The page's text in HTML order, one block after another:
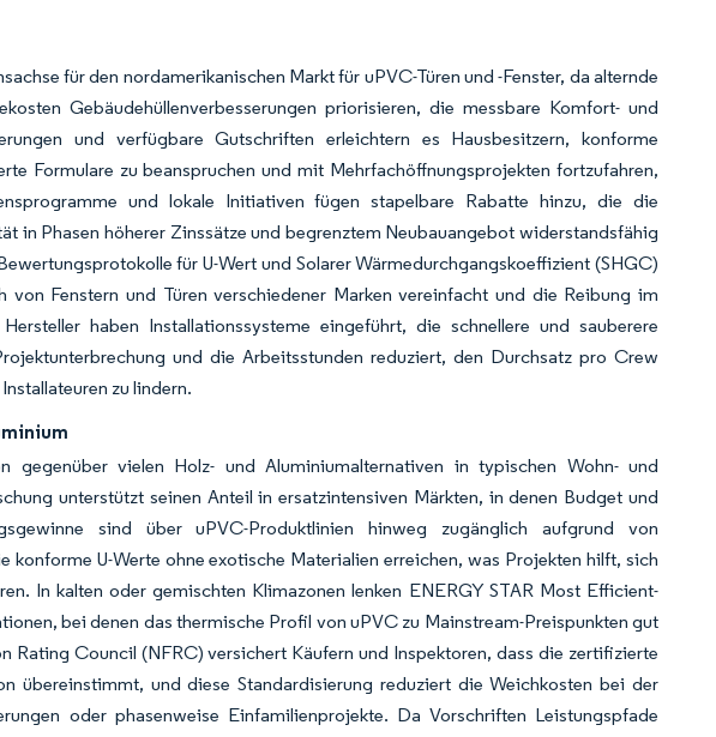
für den nordamerikanischen Markt für uPVC-Türen und -Fenster, da alternde
Gebäudehüllenverbesserungen priorisieren, die messbare Komfort- und
und verfügbare Gutschriften erleichtern es Hausbesitzern, konforme
Formulare zu beanspruchen und mit Mehrfachöffnungsprojekten fortzufahren,
und lokale Initiativen fügen stapelbare Rabatte hinzu, die die
in Phasen höherer Zinssätze und begrenztem Neubauangebot widerstandsfähig
für U-Wert und Solarer Wärmedurchgangskoeffizient (SHGC)
Fenstern und Türen verschiedener Marken vereinfacht und die Reibung im
haben Installationssysteme eingeführt, die schnellere und sauberere
und die Arbeitsstunden reduziert, den Durchsatz pro Crew
zu lindern.
gegenüber vielen Holz- und Aluminiumalternativen in typischen Wohn- und
unterstützt seinen Anteil in ersatzintensiven Märkten, in denen Budget und
sind über uPVC-Produktlinien hinweg zugänglich aufgrund von
U-Werte ohne exotische Materialien erreichen, was Projekten hilft, sich
In kalten oder gemischten Klimazonen lenken ENERGY STAR Most Efficient-
bei denen das thermische Profil von uPVC zu Mainstream-Preispunkten gut
Rating Council (NFRC) versichert Käufern und Inspektoren, dass die zertifizierte
übereinstimmt, und diese Standardisierung reduziert die Weichkosten bei der
oder phasenweise Einfamilienprojekte. Da Vorschriften Leistungspfade